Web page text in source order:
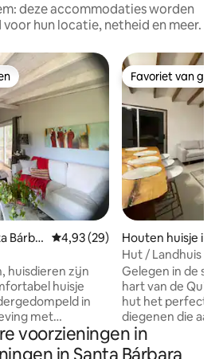
deze accommodaties worden
hun locatie, netheid en meer.
Bárba
Gemiddelde beoordeling van
4,93 (29)
huisdieren zijn
in
met
verschillende
Favoriet van
Favoriet van
Houten huisje in
ue
Hut / Landhuis
Gelegen in de
hart van de
hut het perfecte
diegenen die aan
willen
enkele minuten
voorzieningen in